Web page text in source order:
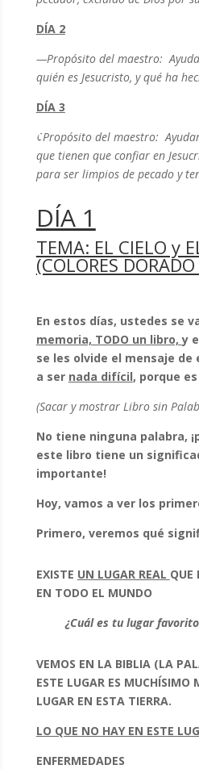
DÍA 2
—Propósito del maestro:
quién es Jesucristo, y qué ha
DÍA 3
¢Propósito del maestro:
que tienen que confiar en
para ser limpios de pecado y
DÍA 1
TEMA: EL CIELO y
(COLORES
En estos días, ustedes se
memoria, TODO un libro,y
se les olvide el mensaje de
a ser nada difícil, porque
(Sacar y mostrar Libro sin
No tiene ninguna palabra,
este libro tiene un
importante!
Hoy, vamos a ver los
Primero, veremos qué
EXISTE UN LUGAR REAL QUE
EN TODO EL MUNDO
¿Cuál es tu lugar
VEMOS EN LA BIBLIA (LA
ESTE LUGAR ES MUCHÍSIMO
LUGAR EN ESTA TIERRA.
LO QUE NO HAY EN ESTE
ENFERMEDADES